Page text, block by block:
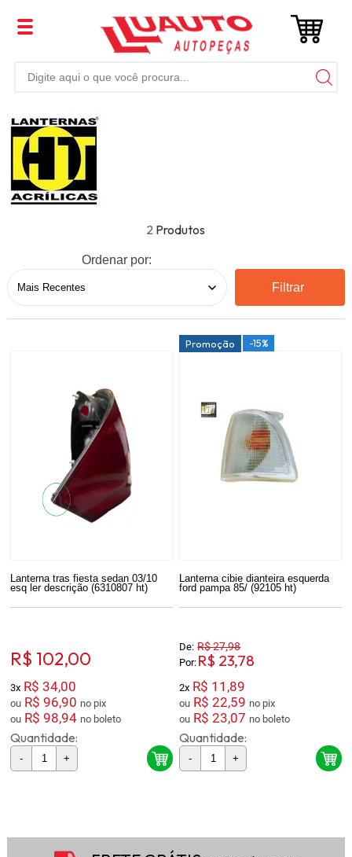
2
Ordenar por:
Filtrar
Lanterna tras fiesta sedan 03/10
esq ler descrição (6310807 ht)
R$ 102,00
3x R$ 34,00
ou R$ 96,90
no pix
ou R$ 98,94 no boleto
Quantidade:
- +
Promoção -15%
Lanterna cibie dianteira esquerda
ford pampa 85/ (92105 ht)
De: R$ 27,98
Por: R$ 23,78
2x R$ 11,89
ou R$ 22,59
no pix
ou R$ 23,07 no boleto
Quantidade:
- +